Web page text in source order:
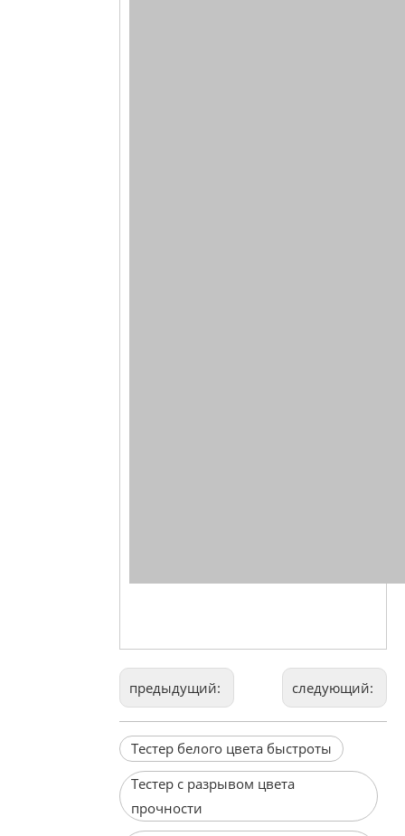
предыдущий: следующий:
Тестер белого цвета быстроты
Тестер с разрывом цвета
прочности